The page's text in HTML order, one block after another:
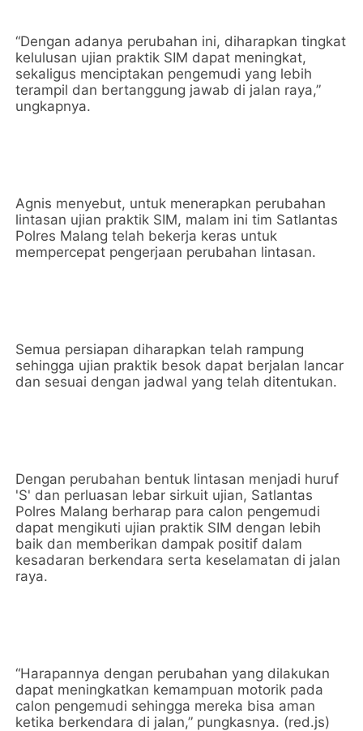
“Dengan adanya perubahan ini, diharapkan tingkat
kelulusan ujian praktik SIM dapat meningkat,
sekaligus menciptakan pengemudi yang lebih
terampil dan bertanggung jawab di jalan raya,”
ungkapnya.
Agnis menyebut, untuk menerapkan perubahan
lintasan ujian praktik SIM, malam ini tim Satlantas
Polres Malang telah bekerja keras untuk
mempercepat pengerjaan perubahan lintasan.
Semua persiapan diharapkan telah rampung
sehingga ujian praktik besok dapat berjalan lancar
dan sesuai dengan jadwal yang telah ditentukan.
Dengan perubahan bentuk lintasan menjadi huruf
'S' dan perluasan lebar sirkuit ujian, Satlantas
Polres Malang berharap para calon pengemudi
dapat mengikuti ujian praktik SIM dengan lebih
baik dan memberikan dampak positif dalam
kesadaran berkendara serta keselamatan di jalan
raya.
“Harapannya dengan perubahan yang dilakukan
dapat meningkatkan kemampuan motorik pada
calon pengemudi sehingga mereka bisa aman
ketika berkendara di jalan,” pungkasnya. (red.js)